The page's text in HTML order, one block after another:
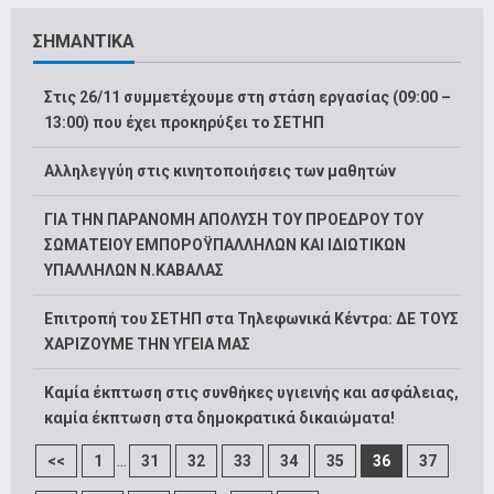
ΣΗΜΑΝΤΙΚΑ
Στις 26/11 συμμετέχουμε στη στάση εργασίας (09:00 –
13:00) που έχει προκηρύξει το ΣΕΤΗΠ
Αλληλεγγύη στις κινητοποιήσεις των μαθητών
ΓΙΑ ΤΗΝ ΠΑΡΑΝΟΜΗ ΑΠΟΛΥΣΗ ΤΟΥ ΠΡΟΕΔΡΟΥ ΤΟΥ
ΣΩΜΑΤΕΙΟΥ ΕΜΠΟΡΟΫΠΑΛΛΗΛΩΝ ΚΑΙ ΙΔΙΩΤΙΚΩΝ
ΥΠΑΛΛΗΛΩΝ Ν.ΚΑΒΑΛΑΣ
Επιτροπή του ΣΕΤΗΠ στα Τηλεφωνικά Κέντρα: ΔΕ ΤΟΥΣ
ΧΑΡΙΖΟΥΜΕ ΤΗΝ ΥΓΕΙΑ ΜΑΣ
Καμία έκπτωση στις συνθήκες υγιεινής και ασφάλειας,
καμία έκπτωση στα δημοκρατικά δικαιώματα!
<< 1 ... 31 32 33 34 35 36 37